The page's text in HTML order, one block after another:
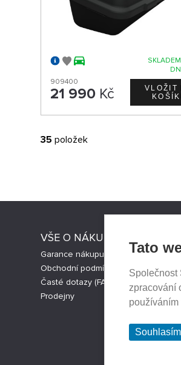
909400
21 990 Kč
35 položek
VŠE O NÁKUPU
Garance nákupu
Obchodní podmínky
Časté dotazy (FAQ)
Prodejny
Tato
Společnost
zpracování
používáním